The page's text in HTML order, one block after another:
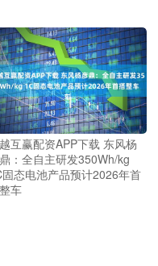
互赢配资APP下载 东风杨
：全自主研发350Wh/kg
固态电池产品预计2026年首
车